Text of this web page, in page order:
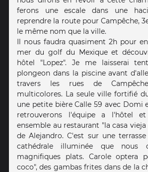
ferons une escale dans une
reprendre la route pour Campêche,
le même nom que la ville.
Il nous faudra quasiment 2h pour
mer du golf du Mexique et
hôtel "Lopez". Je me laisserai
plongeon dans la piscine avant
travers les rues de
multicolores. La seule ville fortifié
une petite bière Calle 59 avec Domi
retrouverons l'équipe a l'hôtel
ensemble au restaurant "la casa
de Alejandro. C'est sur une
cathédrale illuminée que nous
magnifiques plats. Carole optera
coco", des gambas frites dans de la